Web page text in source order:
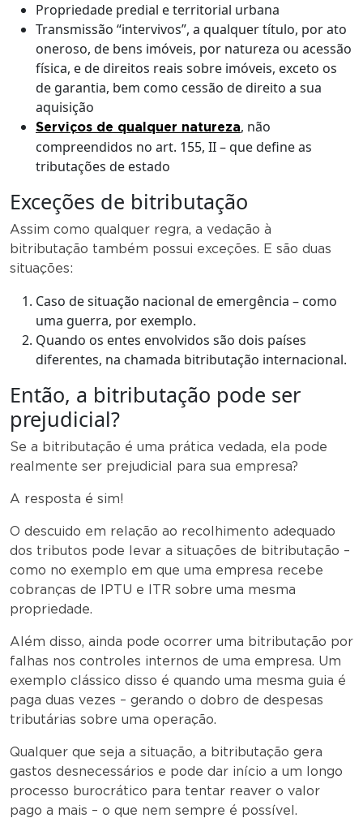
Propriedade predial e territorial urbana
Transmissão “intervivos”, a qualquer título, por ato
oneroso, de bens imóveis, por natureza ou acessão
física, e de direitos reais sobre imóveis, exceto os
de garantia, bem como cessão de direito a sua
aquisição
Serviços de qualquer natureza, não
compreendidos no art. 155, II – que define as
tributações de estado
Exceções de bitributação
Assim como qualquer regra, a vedação à
bitributação também possui exceções. E são duas
situações:
Caso de situação nacional de emergência – como
uma guerra, por exemplo.
Quando os entes envolvidos são dois países
diferentes, na chamada bitributação internacional.
Então, a bitributação pode ser
prejudicial?
Se a bitributação é uma prática vedada, ela pode
realmente ser prejudicial para sua empresa?
A resposta é sim!
O descuido em relação ao recolhimento adequado
dos tributos pode levar a situações de bitributação –
como no exemplo em que uma empresa recebe
cobranças de IPTU e ITR sobre uma mesma
propriedade.
Além disso, ainda pode ocorrer uma bitributação por
falhas nos controles internos de uma empresa. Um
exemplo clássico disso é quando uma mesma guia é
paga duas vezes – gerando o dobro de despesas
tributárias sobre uma operação.
Qualquer que seja a situação, a bitributação gera
gastos desnecessários e pode dar início a um longo
processo burocrático para tentar reaver o valor
pago a mais – o que nem sempre é possível.